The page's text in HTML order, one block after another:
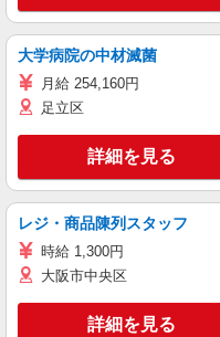
大学病院の中材滅菌
月給 254,160円
足立区
詳細を見る
レジ・商品陳列スタッフ
時給 1,300円
大阪市中央区
詳細を見る